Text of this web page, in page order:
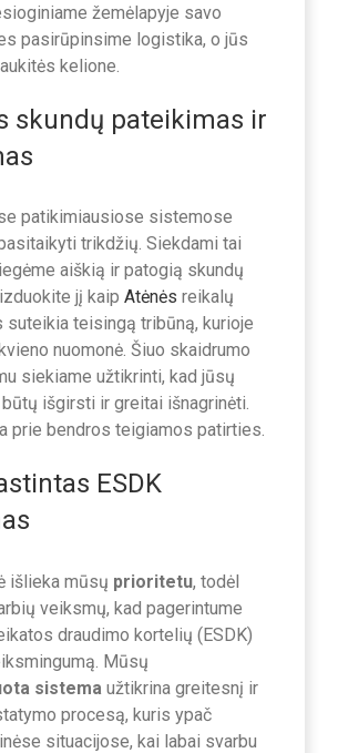
žemėlapyje savo
pasirūpinsime logistika, o jūs
kelione.
skundų pateikimas ir
patikimiausiose sistemose
trikdžių. Siekdami tai
aiškią ir patogią skundų
jį kaip Atėnės reikalų
suteikia teisingą tribūną, kurioje
nuomonė. Šiuo skaidrumo
siekiame užtikrinti, kad jūsų
išgirsti ir greitai išnagrinėti.
prie bendros teigiamos patirties.
ESDK
išlieka mūsų prioritetu, todėl
veiksmų, kad pagerintume
draudimo kortelių (ESDK)
Mūsų
sistema užtikrina greitesnį ir
procesą, kuris ypač
situacijose, kai labai svarbu